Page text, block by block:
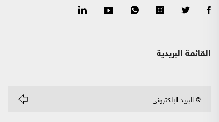
القائمة البريدية